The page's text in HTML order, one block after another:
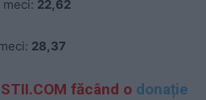
22,62
28,37
făcând o donație